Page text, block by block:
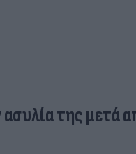
της μετά